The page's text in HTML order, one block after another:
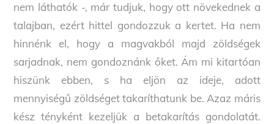
nem láthatók -, már tudjuk, hogy ott növekednek a
talajban, ezért hittel gondozzuk a kertet. Ha nem
hinnénk el, hogy a magvakból majd zöldségek
sarjadnak, nem gondoznánk őket. Ám mi kitartóan
hiszünk ebben, s ha eljön az ideje, adott
mennyiségű zöldséget takaríthatunk be. Azaz máris
kész tényként kezeljük a betakarítás gondolatát.